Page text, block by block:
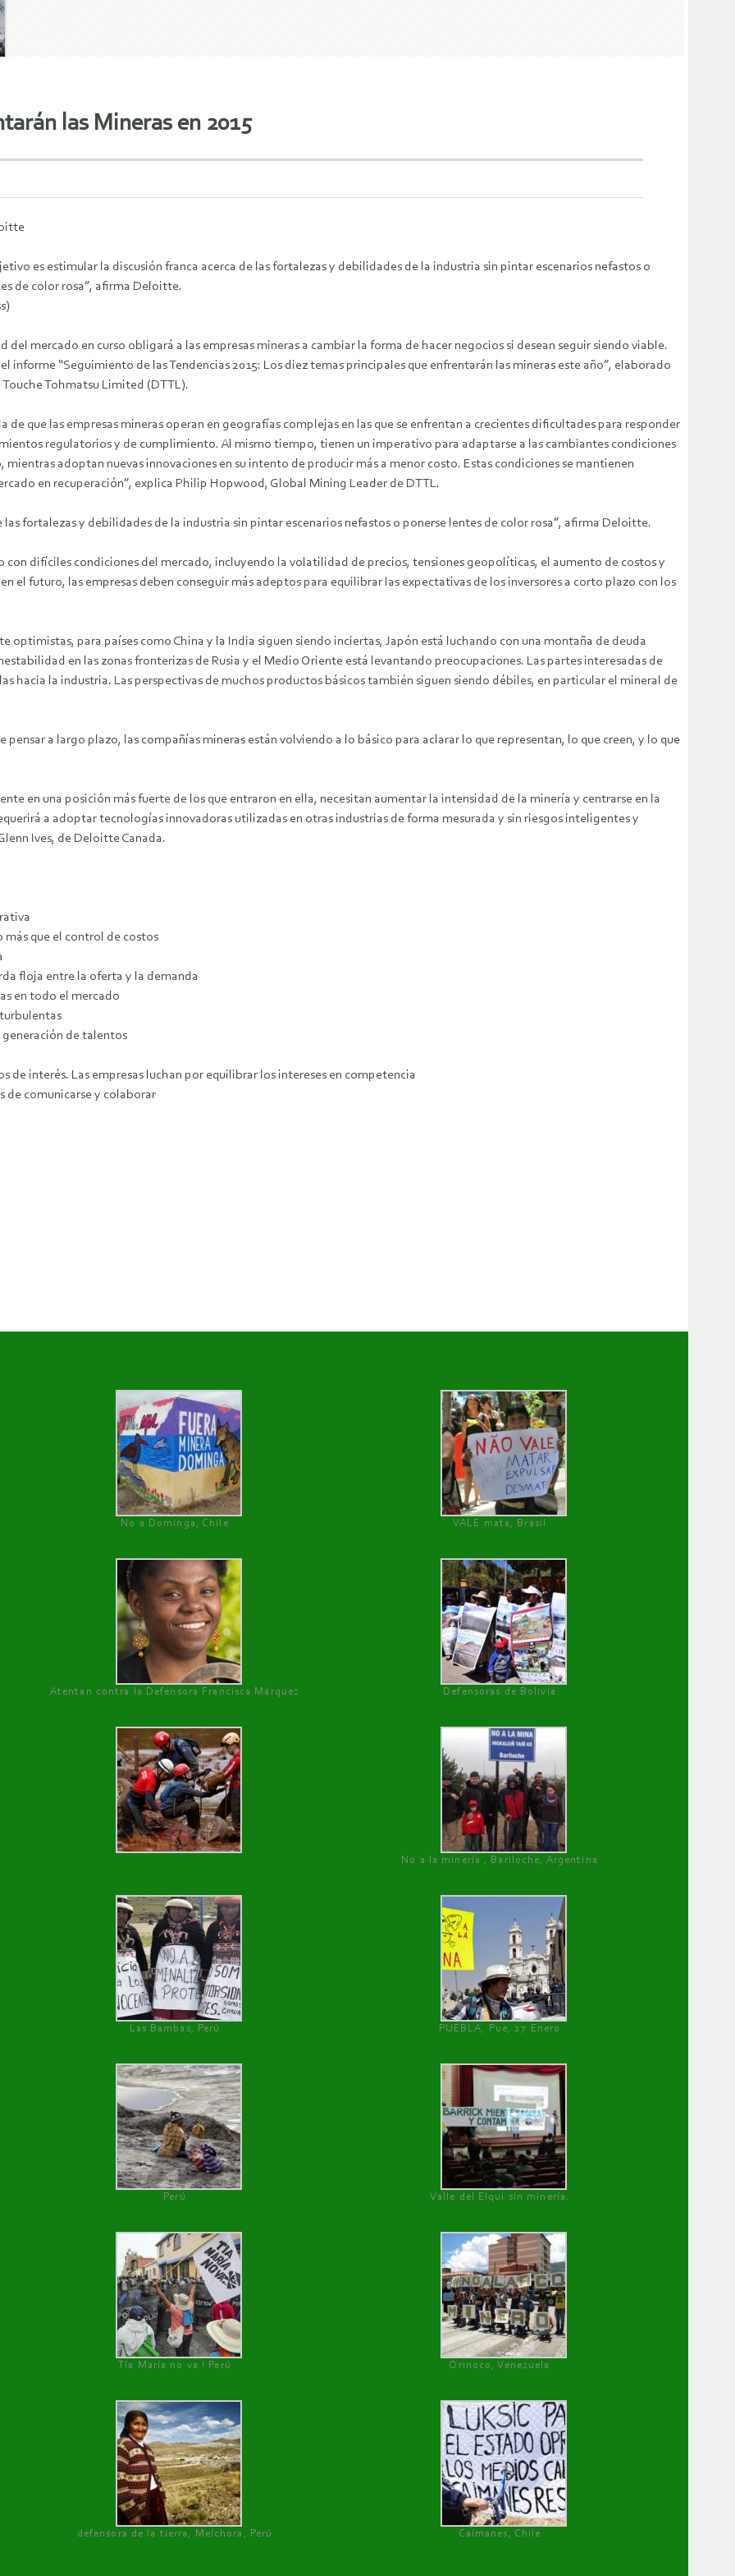
las Mineras en 2015
es estimular la discusión franca acerca de las fortalezas y debilidades de la industria sin pintar escenarios nefastos o
de color rosa”, afirma Deloitte.
del mercado en curso obligará a las empresas mineras a cambiar la forma de hacer negocios si desean seguir siendo viable.
informe “Seguimiento de las Tendencias 2015: Los diez temas principales que enfrentarán las mineras este año”, elaborado
Tohmatsu Limited (DTTL).
de que las empresas mineras operan en geografías complejas en las que se enfrentan a crecientes dificultades para responder
regulatorios y de cumplimiento. Al mismo tiempo, tienen un imperativo para adaptarse a las cambiantes condiciones
mientras adoptan nuevas innovaciones en su intento de producir más a menor costo. Estas condiciones se mantienen
en recuperación”, explica Philip Hopwood, Global Mining Leader de DTTL.
fortalezas y debilidades de la industria sin pintar escenarios nefastos o ponerse lentes de color rosa”, afirma Deloitte.
con difíciles condiciones del mercado, incluyendo la volatilidad de precios, tensiones geopolíticas, el aumento de costos y
el futuro, las empresas deben conseguir más adeptos para equilibrar las expectativas de los inversores a corto plazo con los
optimistas, para países como China y la India siguen siendo inciertas, Japón está luchando con una montaña de deuda
en las zonas fronterizas de Rusia y el Medio Oriente está levantando preocupaciones. Las partes interesadas de
hacia la industria. Las perspectivas de muchos productos básicos también siguen siendo débiles, en particular el mineral de
a largo plazo, las compañías mineras están volviendo a lo básico para aclarar lo que representan, lo que creen, y lo que
en una posición más fuerte de los que entraron en ella, necesitan aumentar la intensidad de la minería y centrarse en la
a adoptar tecnologías innovadoras utilizadas en otras industrias de forma mesurada y sin riesgos inteligentes y
Ives, de Deloitte Canada.
que el control de costos
floja entre la oferta y la demanda
en todo el mercado
de talentos
interés. Las empresas luchan por equilibrar los intereses en competencia
comunicarse y colaborar
No a Dominga, Chile
VALE mata, Brasil
Atentan contra la Defensora Francisca Márquez Defensoras de Bolivia
No a la minería , Bariloche, Argentina
Las Bambas, Perú PUEBLA, Pue, 27 Enero
Perú Valle del Elqui sin minería.
Tía María no va ! Perú Orinoco, Venezuela
defensora de la tierra, Melchora, Perú Caimanes, Chile